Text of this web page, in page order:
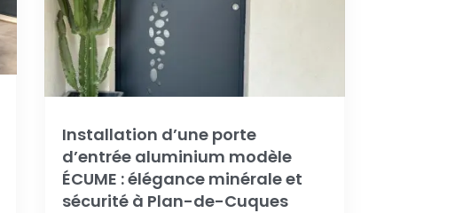
Installation d’une porte
d’entrée aluminium modèle
ÉCUME : élégance minérale et
sécurité à Plan-de-Cuques